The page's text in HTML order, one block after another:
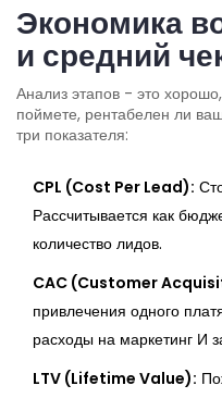
Экономика
и средний
Анализ этапов - это
поймете, рентабелен ли
три показателя:
CPL (Cost Per Lead):
Рассчитывается как
количество лидов.
CAC (Customer
привлечения одного
расходы на маркетинг И
LTV (Lifetime Value):